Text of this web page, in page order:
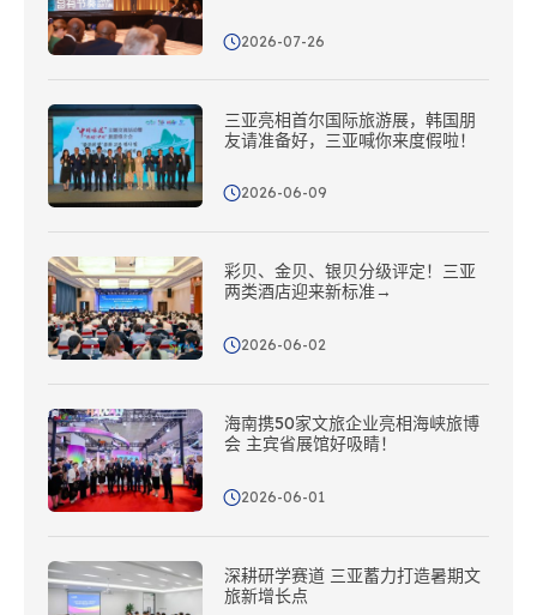
2026-07-26
三亚亮相首尔国际旅游展，韩国朋
友请准备好，三亚喊你来度假啦！
2026-06-09
彩贝、金贝、银贝分级评定！三亚
两类酒店迎来新标准→
2026-06-02
海南携50家文旅企业亮相海峡旅博
会 主宾省展馆好吸睛！
2026-06-01
深耕研学赛道 三亚蓄力打造暑期文
旅新增长点